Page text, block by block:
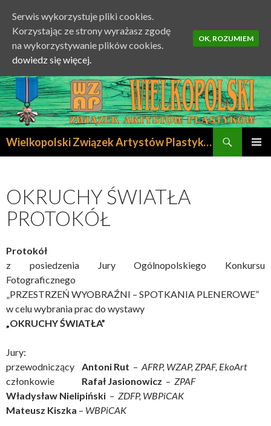
Wielkopolski Związek Artystów Plastyków
OKRUCHY ŚWIATŁA
PROTOKÓŁ
Protokół
z posiedzenia Jury Ogólnopolskiego Konkursu
Fotograficznego
„PRZESTRZEŃ WYOBRAŹNI – SPOTKANIA PLENEROWE”
w celu wybrania prac do wystawy
„OKRUCHY ŚWIATŁA”
Jury:
przewodniczący Antoni Rut – AFRP, WZAP, ZPAF, EkoArt
członkowie Rafał Jasionowicz – ZPAF
Władysław Nielipiński – ZDFP, WBPiCAK
Mateusz Kiszka – WBPiCAK
Serwis wykorzystuje pliki cookies.
Korzystając ze strony wyrażasz zgodę
na wykorzystywanie plików cookies.
dowiedz się więcej.
OK, ROZUMIEM